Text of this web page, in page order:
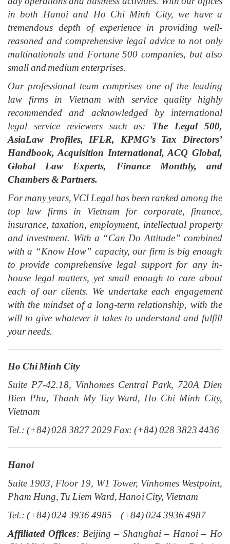
in both Hanoi and Ho Chi Minh City, we have a
tremendous depth of experience in providing well-
reasoned and comprehensive legal advice to not only
multinationals and Fortune 500 companies, but also
small and medium enterprises.
Our professional team comprises one of the leading
law firms in Vietnam with service quality highly
recommended and acknowledged by international
legal service reviewers such as: The Legal 500,
AsiaLaw Profiles, IFLR, KPMG’s Tax Directors’
Handbook, Acquisition International, ACQ Global,
Global Law Experts, Finance Monthly, and
Chambers & Partners.
For many years, VCI Legal has been ranked among the
top law firms in Vietnam for corporate, finance,
insurance, taxation, employment, intellectual property
and investment. With a “Can Do Attitude” combined
with a “Know How” capacity, our firm is big enough
to provide comprehensive legal support for any in-
house legal matters, yet small enough to care about
each of our clients. We undertake each engagement
with the mindset of a long-term relationship, with the
will to give whatever it takes to understand and fulfill
your needs.
Ho Chi Minh City
Suite P7-42.18, Vinhomes Central Park, 720A Dien
Bien Phu, Thanh My Tay Ward, Ho Chi Minh City,
Vietnam
Tel.: (+84) 028 3827 2029 Fax: (+84) 028 3823 4436
Hanoi
Suite 1903, Floor 19, W1 Tower, Vinhomes Westpoint,
Pham Hung, Tu Liem Ward, Hanoi City, Vietnam
Tel.: (+84) 024 3936 4985 – (+84) 024 3936 4987
Affiliated Offices: Beijing – Shanghai – Hanoi – Ho